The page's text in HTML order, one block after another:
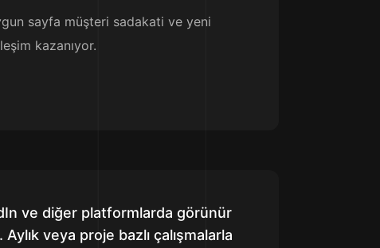
sayfa müşteri sadakati ve yeni
kazanıyor.
ve diğer platformlarda görünür
veya proje bazlı çalışmalarla